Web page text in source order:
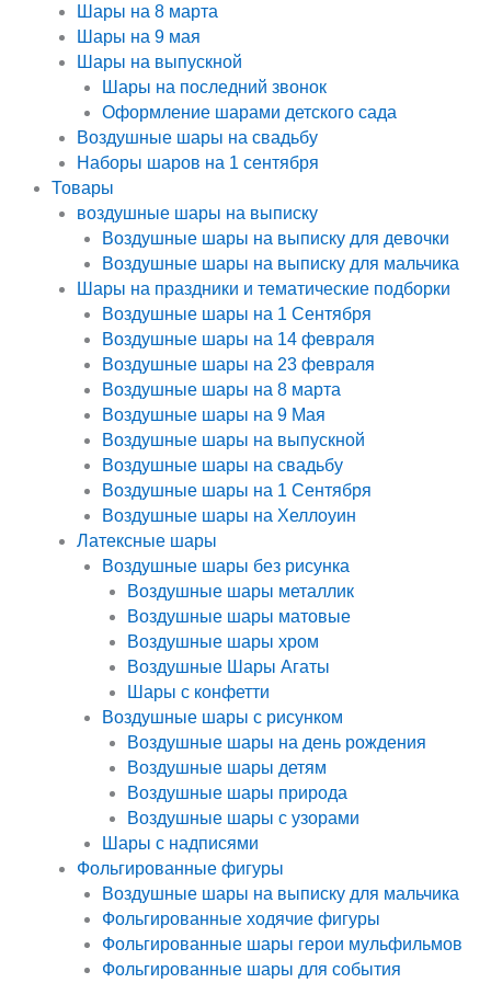
Шары на 8 марта
Шары на 9 мая
Шары на выпускной
Шары на последний звонок
Оформление шарами детского сада
Воздушные шары на свадьбу
Наборы шаров на 1 сентября
Товары
воздушные шары на выписку
Воздушные шары на выписку для девочки
Воздушные шары на выписку для мальчика
Шары на праздники и тематические подборки
Воздушные шары на 1 Сентября
Воздушные шары на 14 февраля
Воздушные шары на 23 февраля
Воздушные шары на 8 марта
Воздушные шары на 9 Мая
Воздушные шары на выпускной
Воздушные шары на свадьбу
Воздушные шары на 1 Сентября
Воздушные шары на Хеллоуин
Латексные шары
Воздушные шары без рисунка
Воздушные шары металлик
Воздушные шары матовые
Воздушные шары хром
Воздушные Шары Агаты
Шары с конфетти
Воздушные шары с рисунком
Воздушные шары на день рождения
Воздушные шары детям
Воздушные шары природа
Воздушные шары с узорами
Шары с надписями
Фольгированные фигуры
Воздушные шары на выписку для мальчика
Фольгированные ходячие фигуры
Фольгированные шары герои мульфильмов
Фольгированные шары для события